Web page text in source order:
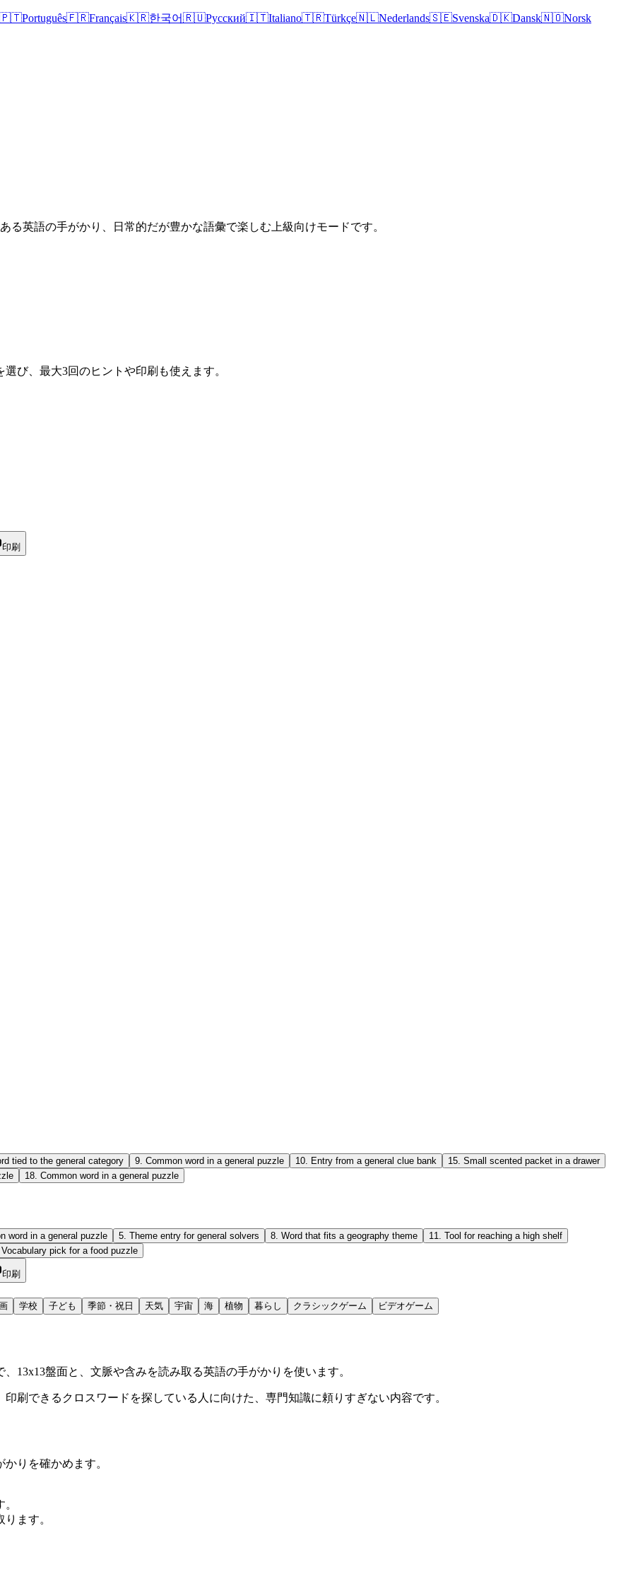
🇵🇹Português🇫🇷Français🇰🇷한국어🇷🇺Русский🇮🇹Italiano🇹🇷Türkçe🇳🇱Nederlands🇸🇪Svenska🇩🇰Dansk🇳🇴Norsk
る英語の手がかり、日常的だが豊かな語彙で楽しむ上級向けモードです。
び、最大3回のヒントや印刷も使えます。
印刷
tied to the general category 9. Common word in a general puzzle 10. Entry from a general clue bank 15. Small scented packet in a drawer
18. Common word in a general puzzle
word in a general puzzle 5 Theme entry for general solvers 8 Word that fits a geography theme 11
Tool for reaching a high shelf
Vocabulary pick for a food puzzle
印刷
学校 子ども 季節・祝日 天気 宇宙 海 植物 暮らし クラシックゲーム ビデオゲーム
13x13盤面と、文脈や含みを読み取る英語の手がかりを使います。
刷できるクロスワードを探している人に向けた、専門知識に頼りすぎない内容です。
りを確かめます。
ます。